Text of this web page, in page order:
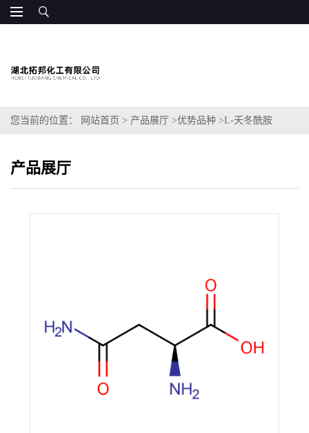
您当前的位置： 网站首页 > 产品展厅 >优势品种 >L-天冬酰胺
产品展厅